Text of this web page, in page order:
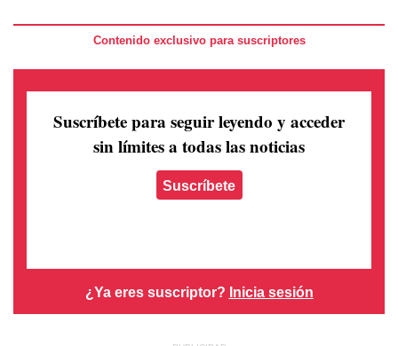
Contenido exclusivo para suscriptores
Suscríbete para seguir leyendo y acceder
sin límites a todas las noticias
Suscríbete
¿Ya eres suscriptor? Inicia sesión